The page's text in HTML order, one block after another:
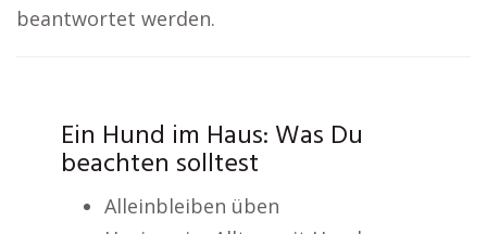
beantwortet werden.
Ein Hund im Haus: Was Du
beachten solltest
Alleinbleiben üben